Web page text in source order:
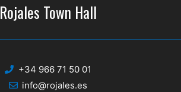
Rojales Town Hall
+34 966 71 50 01
info@rojales.es